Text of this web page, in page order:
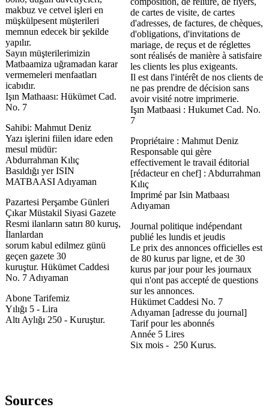
makbuz ve cetvel işleri en
müşkülpesent müşterileri
memnun edecek bir şekilde
yapılır.
Sayın müşterilerimizin
Matbaamiza uğramadan karar
vermemeleri menfaatları
icabıdır.
Işın Mathaası: Hükümet Cad.
No. 7
Sahibi: Mahmut Deniz
Yazı işlerini fiilen idare eden
mesul müdür:
Abdurrahman Kılıç
Basıldığı yer ISIN
MATBAASI Adıyaman
Pazartesi Perşambe Günleri
Çıkar Müstakil Siyasi Gazete
Resmi ilanların satırı 80 kuruş,
İlanlardan
sorum kabul edilmez günü
geçen gazete 30
kuruştur. Hükümet Caddesi
No. 7 Adıyaman
Abone Tarifemiz
Yılığı 5 - Lira
Altı Aylığı 250 - Kuruştur.
de cartes de visite, de cartes
d'adresses, de factures, de chèques,
d'obligations, d'invitations de
mariage, de reçus et de réglettes
sont réalisés de manière à satisfaire
les clients les plus exigeants.
Il est dans l'intérêt de nos clients de
ne pas prendre de décision sans
avoir visité notre imprimerie.
Işın Matbaasi : Hukumet Cad. No.
7
Propriétaire : Mahmut Deniz
Responsable qui gère
effectivement le travail éditorial
[rédacteur en chef] : Abdurrahman
Kılıç
Imprimé par Isin Matbaası
Adıyaman
Journal politique indépendant
publié les lundis et jeudis
Le prix des annonces officielles est
de 80 kurus par ligne, et de 30
kurus par jour pour les journaux
qui n'ont pas accepté de questions
sur les annonces.
Hükümet Caddesi No. 7
Adıyaman [adresse du journal]
Tarif pour les abonnés
Année 5 Lires
Six mois - 250 Kurus.
Sources